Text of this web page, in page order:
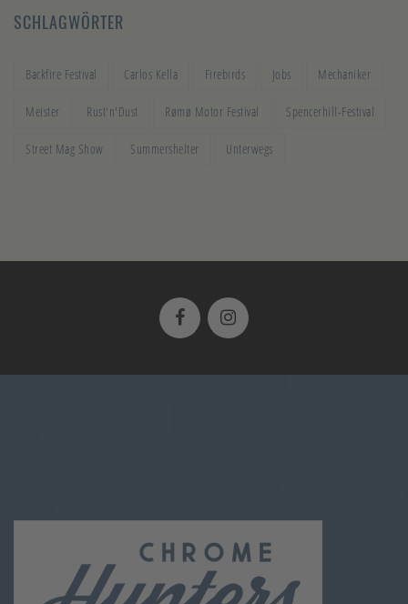
SCHLAGWÖRTER
Backfire Festival Carlos Kella Firebirds Jobs Mechaniker
Meister Rust'n'Dust Rømø Motor Festival Spencerhill-Festival
Street Mag Show Summershelter Unterwegs